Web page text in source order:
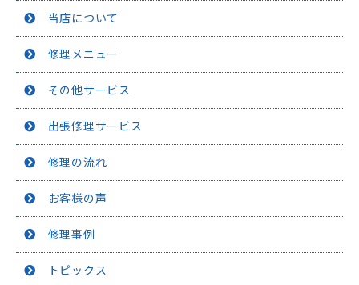
当店について
修理メニュー
その他サービス
出張修理サービス
修理の流れ
お客様の声
修理事例
トピックス